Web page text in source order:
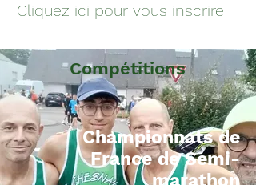
Cliquez ici pour vous inscrire
Compétitions
Championnats de
France de Semi-
marathon